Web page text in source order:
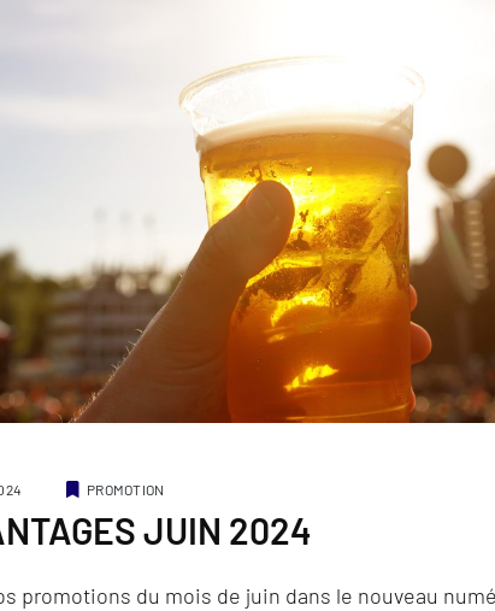
Catégories
PROMOTION
JUIN 2024
promotions du mois de juin dans le nouveau